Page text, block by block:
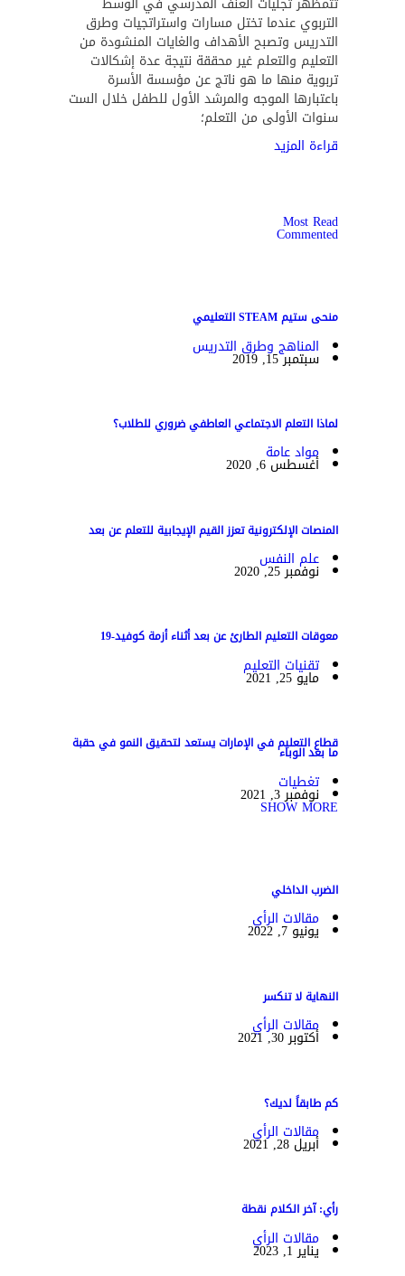
التربوي عندما تختل مسارات واستراتجيات وطرق
التدريس وتصبح الأهداف والغايات المنشودة من
التعليم والتعلم غير محققة نتيجة عدة إشكالات
تربوية منها ما هو ناتج عن مؤسسة الأسرة
باعتبارها الموجه والمرشد الأول للطفل خلال الست
سنوات الأولى من التعلم؛
قراءة المزيد
Most Read
Commented
منحى ستيم STEAM التعليمي
المناهج وطرق التدريس
سبتمبر 15, 2019
لماذا التعلم الاجتماعي العاطفي ضروري للطلاب؟
مواد عامة
أغسطس 6, 2020
المنصات الإلكترونية تعزز القيم الإيجابية للتعلم عن بعد
علم النفس
نوفمبر 25, 2020
معوقات التعليم الطارئ عن بعد أثناء أزمة كوفيد-19
تقنيات التعليم
مايو 25, 2021
قطاع التعليم في الإمارات يستعد لتحقيق النمو في حقبة
ما بعد الوباء
تغطيات
نوفمبر 3, 2021
SHOW MORE
الضرب الداخلي
مقالات الرأي
يونيو 7, 2022
النهاية لا تنكسر
مقالات الرأي
أكتوبر 30, 2021
كم طابقاً لديك؟
مقالات الرأي
أبريل 28, 2021
رأي: آخر الكلام نقطة
مقالات الرأي
يناير 1, 2023